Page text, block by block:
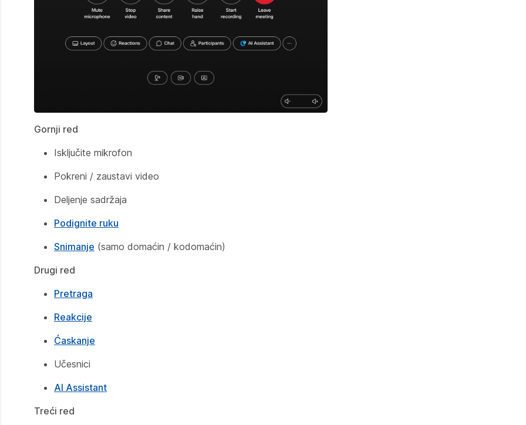
Gornji red
Isključite mikrofon
Pokreni / zaustavi video
Deljenje sadržaja
Podignite ruku
Snimanje (samo domaćin / kodomaćin)
Drugi red
Pretraga
Reakcije
Ćaskanje
Učesnici
AI Assistant
Treći red